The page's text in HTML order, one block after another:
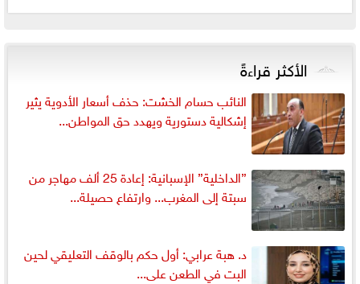
الأكثر قراءةً
النائب حسام الخشت: حذف أسعار الأدوية يثير
إشكالية دستورية ويهدد حق المواطن...
”الداخلية” الإسبانية: إعادة 25 ألف مهاجر من
سبتة إلى المغرب... وارتفاع حصيلة...
د. هبة عرابي: أول حكم بالوقف التعليقي لحين
البت في الطعن على...